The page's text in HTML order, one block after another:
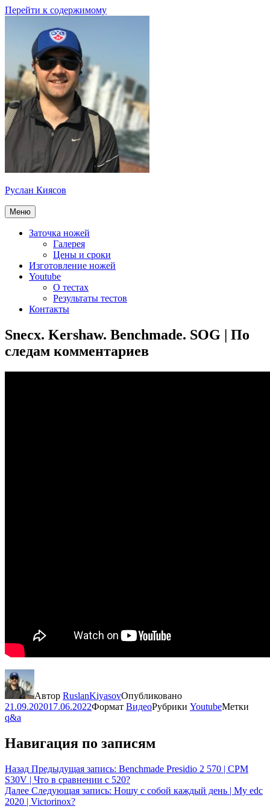
Перейти к содержимому
Руслан Киясов
Меню
Заточка ножей
Галерея
Цены и сроки
Изготовление ножей
Youtube
О тестах
Результаты тестов
Контакты
Snecx. Kershaw. Benchmade. SOG | По
следам комментариев
Автор RuslanKiyasovОпубликовано
21.09.202017.06.2022Формат ВидеоРубрики YoutubeМетки
q&a
Навигация по записям
Назад Предыдущая запись: Benchmade Presidio 2 570 | CPM
S30V | Что в сравнении с 520?
Далее Следующая запись: Ношу с собой каждый день | My edc
2020 | Victorinox?